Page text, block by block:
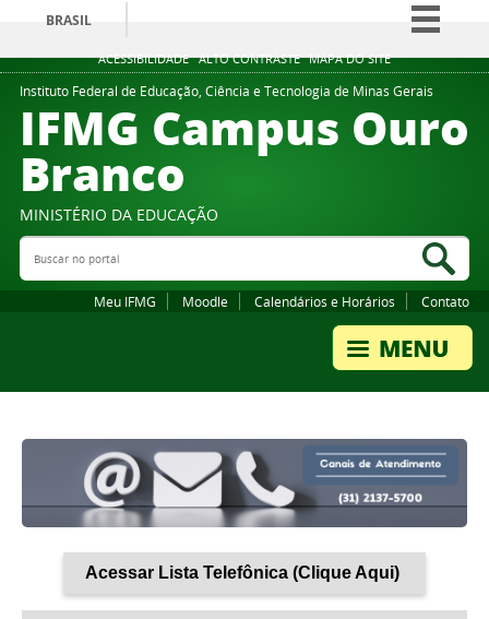
ACESSIBILIDADE ALTO CONTRASTE MAPA DO SITE
BRASIL
Simplifique!
Comunica BR
Participe
Instituto Federal de Educação, Ciência e Tecnologia de Minas Gerais
IFMG Campus Ouro
Branco
MINISTÉRIO DA EDUCAÇÃO
Buscar no portal
Meu IFMG Moodle Calendários e Horários Contato
Acessar Lista Telefônica (Clique Aqui)